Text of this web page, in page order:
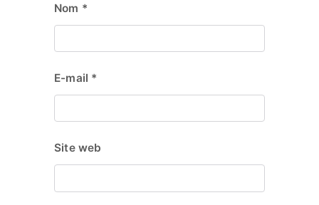
Nom *
E-mail *
Site web